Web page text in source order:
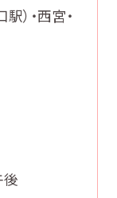
）・西宮・